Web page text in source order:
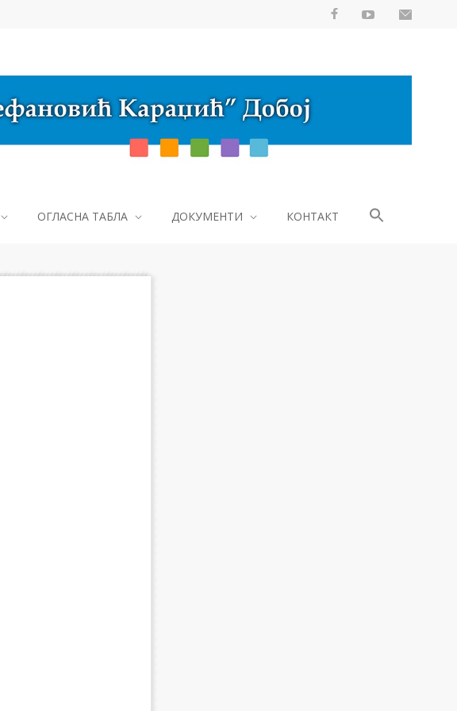
ОГЛАСНА ТАБЛА ДОКУМЕНТИ КОНТАКТ